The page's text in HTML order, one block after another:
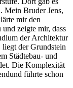
Mein Bruder Jens,
mir den
zeigte mir, dass
der Architektur
der Grundstein
Städtebau- und
Die Komplexität
führte schon